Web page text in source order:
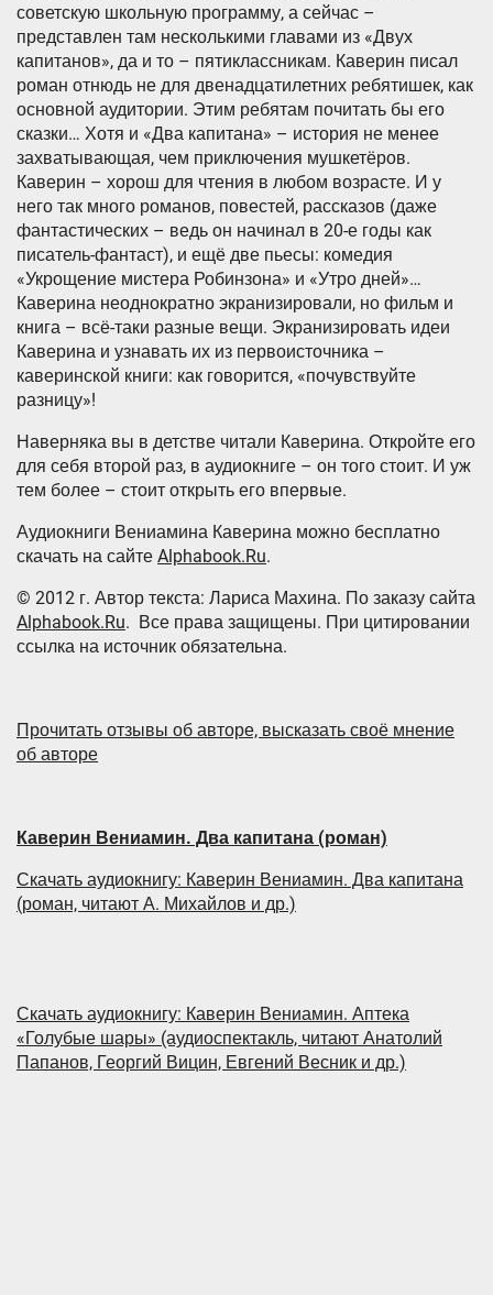
советскую школьную программу, а сейчас –
представлен там несколькими главами из «Двух
капитанов», да и то – пятиклассникам. Каверин писал
роман отнюдь не для двенадцатилетних ребятишек, как
основной аудитории. Этим ребятам почитать бы его
сказки… Хотя и «Два капитана» – история не менее
захватывающая, чем приключения мушкетёров.
Каверин – хорош для чтения в любом возрасте. И у
него так много романов, повестей, рассказов (даже
фантастических – ведь он начинал в 20-е годы как
писатель-фантаст), и ещё две пьесы: комедия
«Укрощение мистера Робинзона» и «Утро дней»…
Каверина неоднократно экранизировали, но фильм и
книга – всё-таки разные вещи. Экранизировать идеи
Каверина и узнавать их из первоисточника –
каверинской книги: как говорится, «почувствуйте
разницу»!
Наверняка вы в детстве читали Каверина. Откройте его
для себя второй раз, в аудиокниге – он того стоит. И уж
тем более – стоит открыть его впервые.
Аудиокниги Вениамина Каверина можно бесплатно
скачать на сайте Alphabook.Ru.
© 2012 г. Автор текста: Лариса Махина. По заказу сайта
Alphabook.Ru. Все права защищены. При цитировании
ссылка на источник обязательна.
Прочитать отзывы об авторе, высказать своё мнение
об авторе
Каверин Вениамин. Два капитана (роман)
Скачать аудиокнигу: Каверин Вениамин. Два капитана
(роман, читают А. Михайлов и др.)
Скачать аудиокнигу: Каверин Вениамин. Аптека
«Голубые шары» (аудиоспектакль, читают Анатолий
Папанов, Георгий Вицин, Евгений Весник и др.)